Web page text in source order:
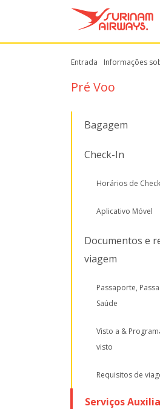
Entrada Informações
Pré Voo
Bagagem
Check-In
Horários de
Aplicativo Móvel
Documentos e
viagem
Passaporte,
Saúde
Visto a &
visto
Requisitos de
Serviços